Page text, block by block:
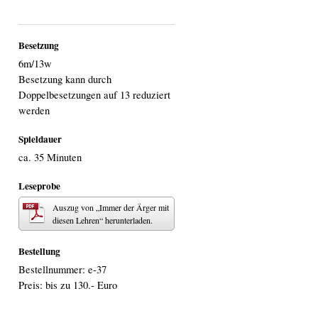
Besetzung
6m/13w
Besetzung kann durch
Doppelbesetzungen auf 13 reduziert
werden
Spieldauer
ca. 35 Minuten
Leseprobe
Auszug von „Immer der Ärger mit
diesen Lehren“ herunterladen.
Bestellung
Bestellnummer: e-37
Preis: bis zu 130.- Euro